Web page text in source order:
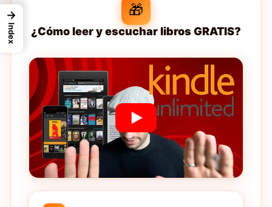
🎁
¿Cómo leer y escuchar libros GRATIS?
→
Index